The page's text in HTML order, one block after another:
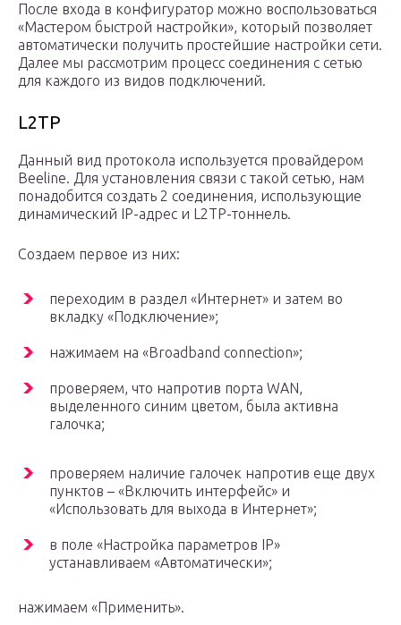
После входа в конфигуратор можно воспользоваться
«Мастером быстрой настройки», который позволяет
автоматически получить простейшие настройки сети.
Далее мы рассмотрим процесс соединения с сетью
для каждого из видов подключений.
L2TP
Данный вид протокола используется провайдером
Beeline. Для установления связи с такой сетью, нам
понадобится создать 2 соединения, использующие
динамический IP-адрес и L2TP-тоннель.
Создаем первое из них:
переходим в раздел «Интернет» и затем во
вкладку «Подключение»;
нажимаем на «Broadband connection»;
проверяем, что напротив порта WAN,
выделенного синим цветом, была активна
галочка;
проверяем наличие галочек напротив еще двух
пунктов – «Включить интерфейс» и
«Использовать для выхода в Интернет»;
в поле «Настройка параметров IP»
устанавливаем «Автоматически»;
нажимаем «Применить».